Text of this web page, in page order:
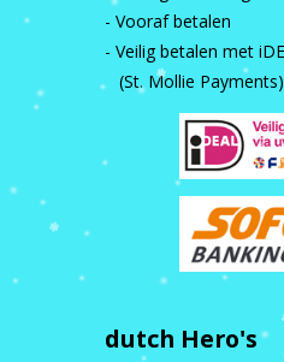
- Vooraf betalen
- Veilig betalen met
(St. Mollie Payments)
dutch Hero's